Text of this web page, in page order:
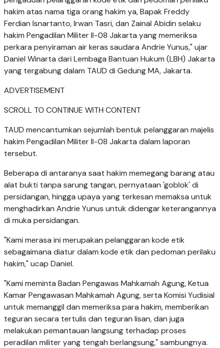
hakim atas nama tiga orang hakim ya, Bapak Freddy
Ferdian Isnartanto, Irwan Tasri, dan Zainal Abidin selaku
hakim Pengadilan Militer II-08 Jakarta yang memeriksa
perkara penyiraman air keras saudara Andrie Yunus," ujar
Daniel Winarta dari Lembaga Bantuan Hukum (LBH) Jakarta
yang tergabung dalam TAUD di Gedung MA, Jakarta.
ADVERTISEMENT
SCROLL TO CONTINUE WITH CONTENT
TAUD mencantumkan sejumlah bentuk pelanggaran majelis
hakim Pengadilan Militer II-08 Jakarta dalam laporan
tersebut.
Beberapa di antaranya saat hakim memegang barang atau
alat bukti tanpa sarung tangan, pernyataan 'goblok' di
persidangan, hingga upaya yang terkesan memaksa untuk
menghadirkan Andrie Yunus untuk didengar keterangannya
di muka persidangan.
"Kami merasa ini merupakan pelanggaran kode etik
sebagaimana diatur dalam kode etik dan pedoman perilaku
hakim," ucap Daniel.
"Kami meminta Badan Pengawas Mahkamah Agung, Ketua
Kamar Pengawasan Mahkamah Agung, serta Komisi Yudisial
untuk memanggil dan memeriksa para hakim, memberikan
teguran secara tertulis dan teguran lisan, dan juga
melakukan pemantauan langsung terhadap proses
peradilan militer yang tengah berlangsung," sambungnya.